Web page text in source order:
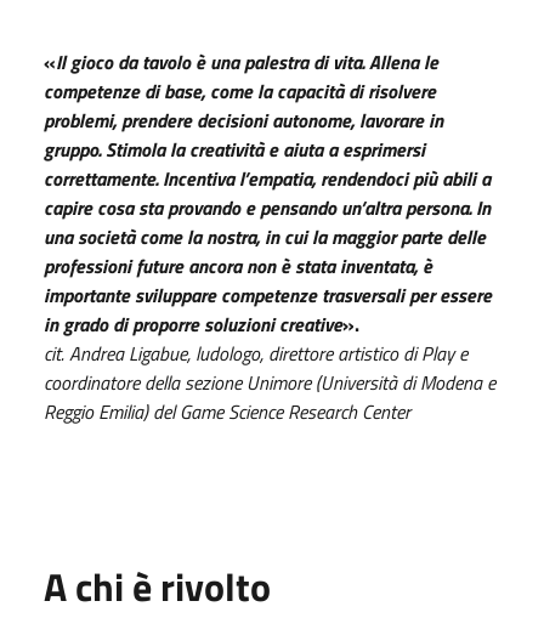
«Il gioco da tavolo è una palestra di vita. Allena le
competenze di base, come la capacità di risolvere
problemi, prendere decisioni autonome, lavorare in
gruppo. Stimola la creatività e aiuta a esprimersi
correttamente. Incentiva l’empatia, rendendoci più abili a
capire cosa sta provando e pensando un’altra persona. In
una società come la nostra, in cui la maggior parte delle
professioni future ancora non è stata inventata, è
importante sviluppare competenze trasversali per essere
in grado di proporre soluzioni creative».
cit. Andrea Ligabue, ludologo, direttore artistico di Play e
coordinatore della sezione Unimore (Università di Modena e
Reggio Emilia) del Game Science Research Center
A chi è rivolto